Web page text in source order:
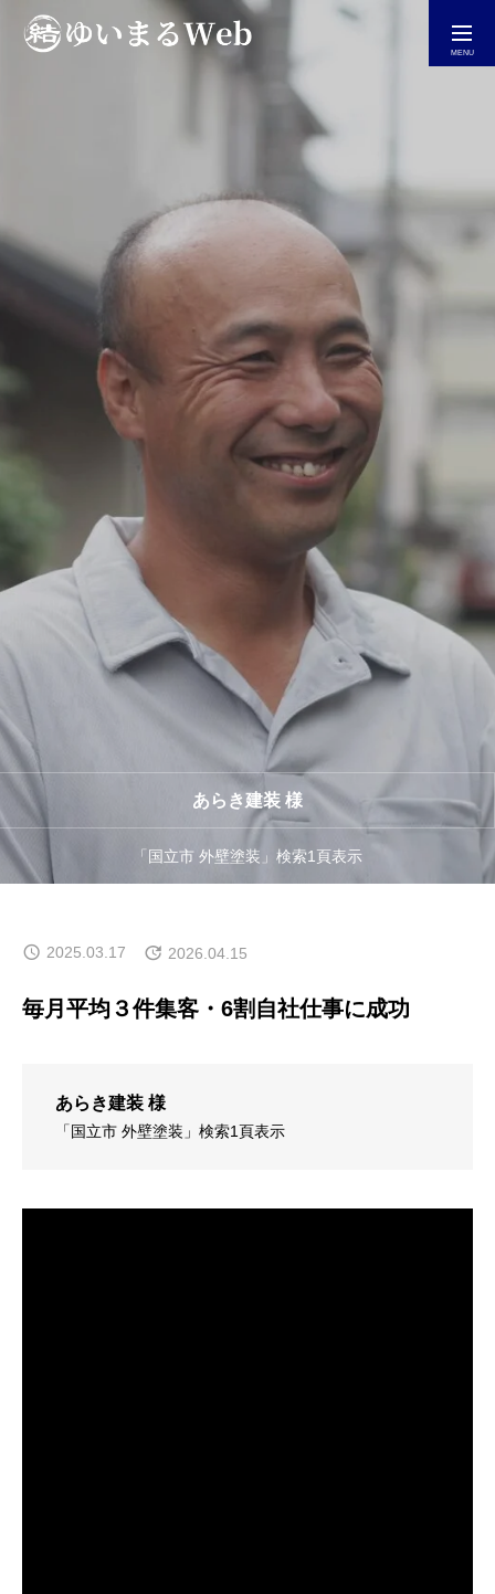
今すぐ相談する
自社仕事が増えるHP制作
ホームページ集客診断
YouTube＆Blog一覧
集客できました
お客様の声
よくある質問
事業案内
お問い合わせ
あらき建装 様
「国立市 外壁塗装」検索1頁表示
2025.03.17 2026.04.15
毎月平均３件集客・6割自社仕事に成功
あらき建装 様
「国立市 外壁塗装」検索1頁表示